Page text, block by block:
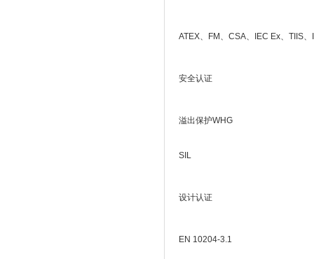
ATEX、FM、CSA、IEC Ex、TIIS
安全认证
溢出保护WHG
SIL
设计认证
EN 10204-3.1